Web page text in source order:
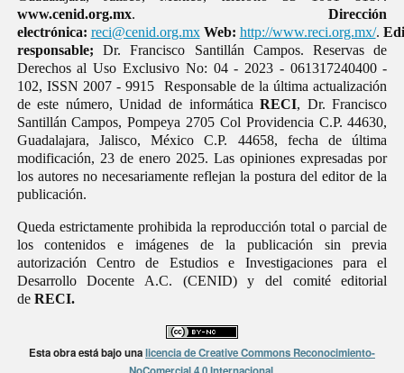
www.cenid.org.mx.Dirección
electrónica: reci@cenid.org.mx Web: http://www.reci.org.mx/.
responsable; Dr. Francisco Santillán Campos. Reservas de
Derechos al Uso Exclusivo No: 04 - 2023 - 061317240400 -
102, ISSN 2007 - 9915 Responsable de la última actualización
de este número, Unidad de informáticaRECI, Dr. Francisco
Santillán Campos, Pompeya 2705 Col Providencia C.P. 44630,
Guadalajara, Jalisco, México C.P. 44658, fecha de última
modificación, 23 de enero 2025. Las opiniones expresadas por
los autores no necesariamente reflejan la postura del editor de la
publicación.
Queda estrictamente prohibida la reproducción total o parcial de
los contenidos e imágenes de la publicación sin previa
autorización Centro de Estudios e Investigaciones para el
Desarrollo Docente A.C. (CENID) y del comité editorial
de RECI.
Esta obra está bajo unalicencia de Creative Commons Reconocimiento-